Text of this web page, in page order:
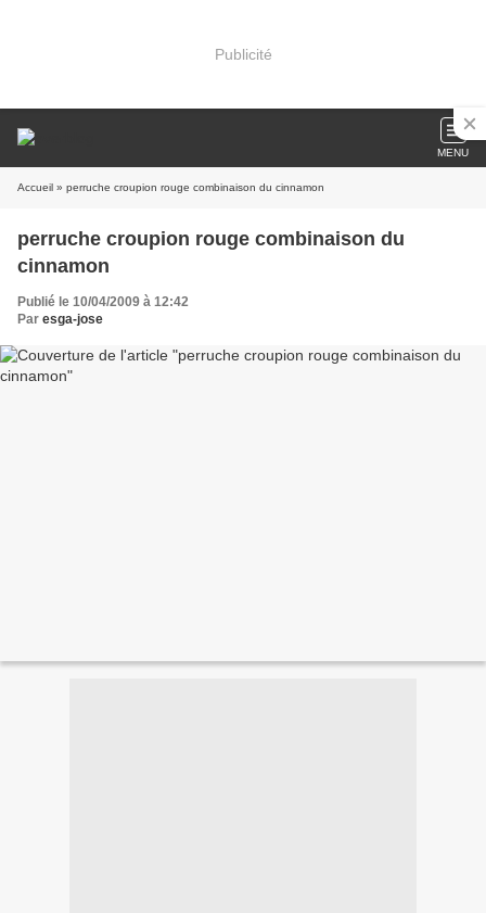
Publicité
MENU
Accueil » perruche croupion rouge combinaison du cinnamon
perruche croupion rouge combinaison du
cinnamon
Publié le 10/04/2009 à 12:42
Par esga-jose